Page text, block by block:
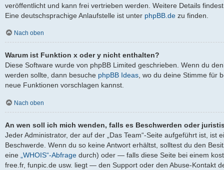
veröffentlicht und kann frei vertrieben werden. Weitere Details
Eine deutschsprachige Anlaufstelle ist unter phpBB.de zu finden.
Nach oben
Warum ist Funktion x oder y nicht enthalten?
Diese Software wurde von phpBB Limited geschrieben. Wenn du
werden sollte, dann besuche phpBB Ideas, wo du deine Stimme für
neue Funktionen vorschlagen kannst.
Nach oben
An wen soll ich mich wenden, falls es Beschwerden oder
Jeder Administrator, der auf der „Das Team“-Seite aufgeführt ist, ist
Beschwerde. Wenn du so keine Antwort erhältst, solltest du den
eine „WHOIS“-Abfrage durch) oder — falls diese Seite bei einem
free.fr, funpic.de usw. liegt — den Support oder den Abuse-Kontakt